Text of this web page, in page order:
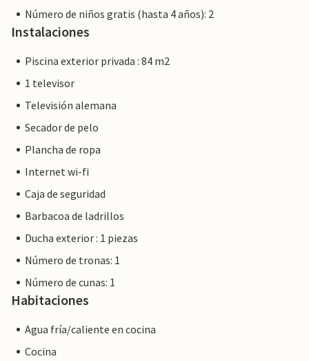
Número de niños gratis (hasta 4 años): 2
Instalaciones
Piscina exterior privada : 84 m2
1 televisor
Televisión alemana
Secador de pelo
Plancha de ropa
Internet wi-fi
Caja de seguridad
Barbacoa de ladrillos
Ducha exterior : 1 piezas
Número de tronas: 1
Número de cunas: 1
Habitaciones
Agua fría/caliente en cocina
Cocina